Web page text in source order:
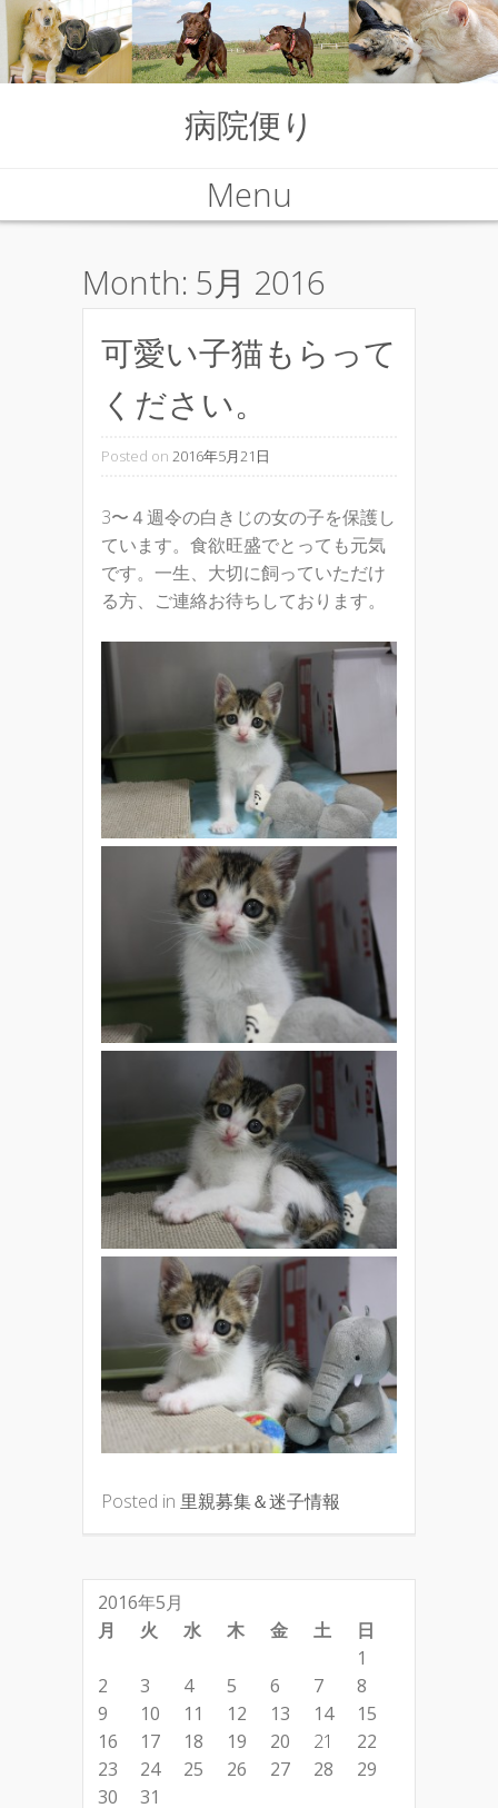
病院便り
Menu
Month: 5月 2016
可愛い子猫もらって
ください。
Posted on 2016年5月21日
3〜４週令の白きじの女の子を保護し
ています。食欲旺盛でとっても元気
です。一生、大切に飼っていただけ
る方、ご連絡お待ちしております。
Posted in 里親募集＆迷子情報
2016年5月
月
火 水 木 金 土 日
1
2
3 4 5 6 7
8
9
10 11 12 13 14
15
16
17 18 19 20 21
22
23
24 25 26 27 28
29
30
31